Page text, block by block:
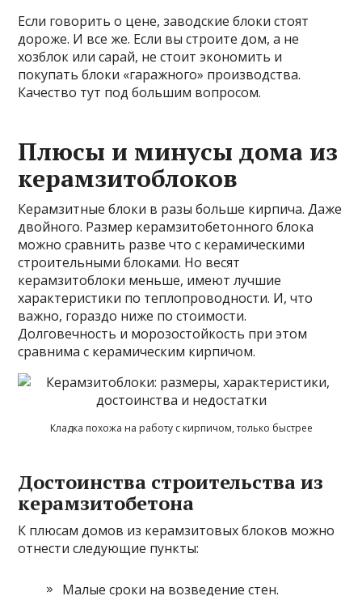
Если говорить о цене, заводские блоки стоят
дороже. И все же. Если вы строите дом, а не
хозблок или сарай, не стоит экономить и
покупать блоки «гаражного» производства.
Качество тут под большим вопросом.
Плюсы и минусы дома из
керамзитоблоков
Керамзитные блоки в разы больше кирпича. Даже
двойного. Размер керамзитобетонного блока
можно сравнить разве что с керамическими
строительными блоками. Но весят
керамзитоблоки меньше, имеют лучшие
характеристики по теплопроводности. И, что
важно, гораздо ниже по стоимости.
Долговечность и морозостойкость при этом
сравнима с керамическим кирпичом.
Кладка похожа на работу с кирпичом, только быстрее
Достоинства строительства из
керамзитобетона
К плюсам домов из керамзитовых блоков можно
отнести следующие пункты:
Малые сроки на возведение стен.